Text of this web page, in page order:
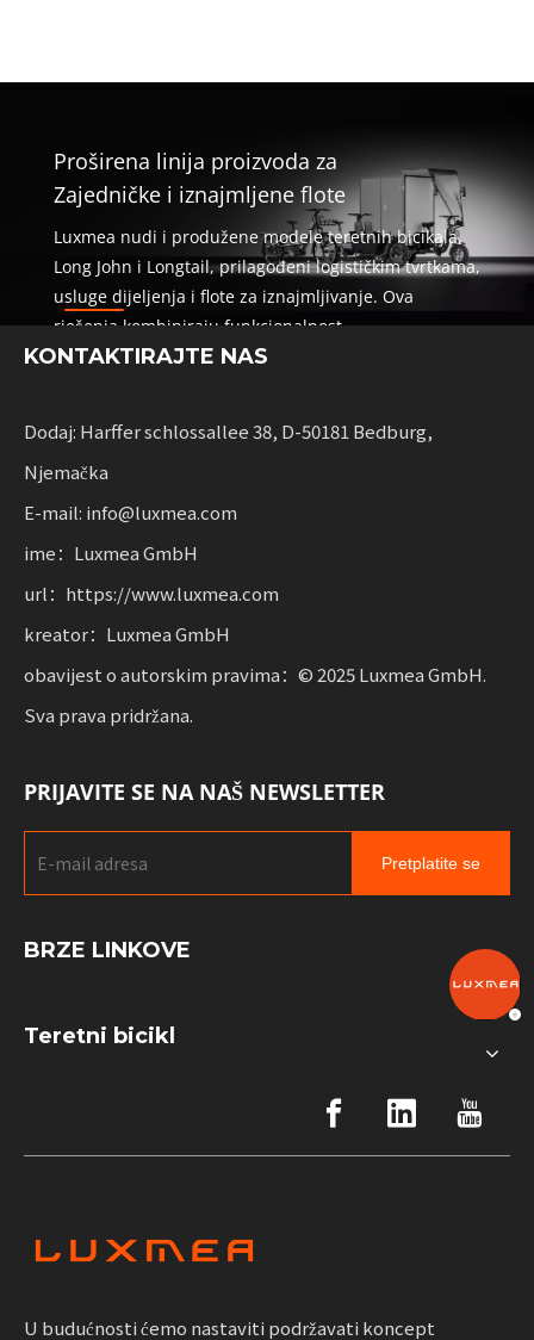
Proširena linija proizvoda za
Zajedničke i iznajmljene flote
Luxmea nudi i produžene modele teretnih bicikala,
Long John i Longtail, prilagođeni logističkim tvrtkama,
usluge dijeljenja i flote za iznajmljivanje. Ova
rješenja kombiniraju funkcionalnost
s fleksibilnošću za tvrtke koje skaliraju održivu
KONTAKTIRAJTE NAS
Dodaj: Harffer schlossallee 38, D-50181 Bedburg,
Njemačka
E-mail: info@luxmea.com
ime：Luxmea GmbH
url：https://www.luxmea.com
kreator：Luxmea GmbH
obavijest o autorskim pravima：© 2025 Luxmea GmbH.
Sva prava pridržana.
PRIJAVITE SE NA NAŠ NEWSLETTER
Pretplatite se
BRZE LINKOVE
Teretni bicikl
U budućnosti ćemo nastaviti podržavati koncept